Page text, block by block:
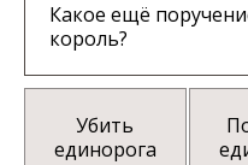
Какое ещё
король?
Убить
единорога